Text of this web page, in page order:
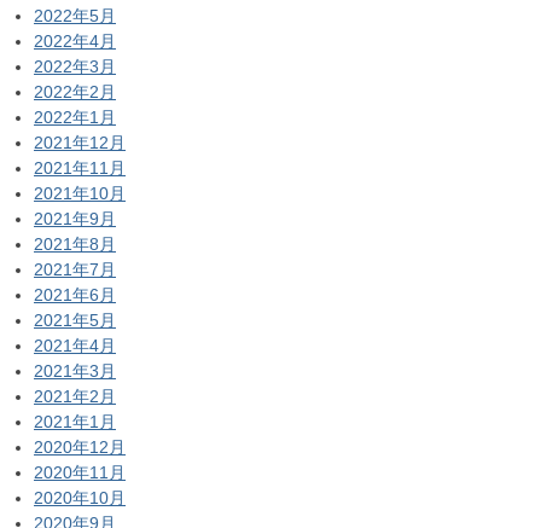
2022年5月
2022年4月
2022年3月
2022年2月
2022年1月
2021年12月
2021年11月
2021年10月
2021年9月
2021年8月
2021年7月
2021年6月
2021年5月
2021年4月
2021年3月
2021年2月
2021年1月
2020年12月
2020年11月
2020年10月
2020年9月